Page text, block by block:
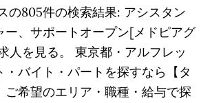
の805件の検索結果: アシスタン
ー、サポートオープン[メドピアグ
人を見る。 東京都・アルフレッ
・バイト・パートを探すなら【タ
ご希望のエリア・職種・給与で探